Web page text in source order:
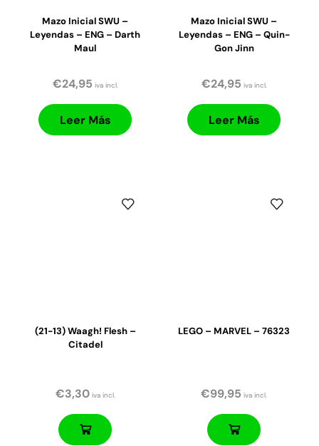
Mazo Inicial SWU –
Leyendas – ENG – Darth
Maul
€24,95 iva incl.
Leer Más
Mazo Inicial SWU –
Leyendas – ENG – Quin-
Gon Jinn
€24,95 iva incl.
Leer Más
(21-13) Waagh! Flesh –
Citadel
€3,30 iva incl.
LEGO – MARVEL – 76323
€99,95 iva incl.